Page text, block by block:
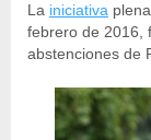
La iniciativa
febrero de 2016,
abstenciones de